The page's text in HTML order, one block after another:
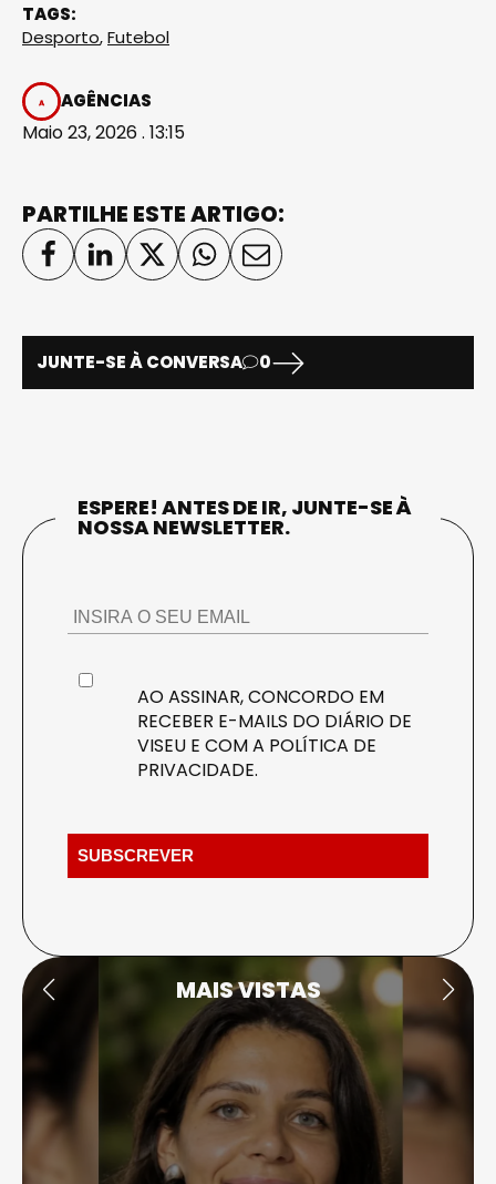
TAGS:
Desporto,Futebol
AGÊNCIAS
Maio 23, 2026 . 13:15
PARTILHE ESTE ARTIGO:
JUNTE-SE À CONVERSA 0
ESPERE! ANTES DE IR, JUNTE-SE À
NOSSA NEWSLETTER.
AO ASSINAR, CONCORDO EM
RECEBER E-MAILS DO DIÁRIO DE
VISEU E COM A POLÍTICA DE
PRIVACIDADE.
MAIS VISTAS